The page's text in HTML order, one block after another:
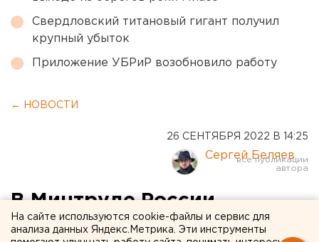
Свердловский титановый гигант получил
крупный убыток
Приложение УБРиР возобновило работу
← НОВОСТИ
26 СЕНТЯБРЯ 2022 В 14:25
Сергей Беляев
В Минтруде России
рассказали, как
На сайте используются cookie-файлы и сервис для
анализа данных Яндекс.Метрика. Эти инструменты